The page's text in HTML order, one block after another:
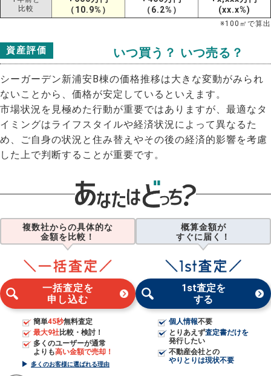
比較
（10.9%）
（6.2%）
(xx.x%)
※100 ㎡で算出
資産評価 いつ買う？ いつ売る？
シーガーデン新浦安B棟の価格推移は大きな変動がみられ
ないことから、価格が安定しているといえます。
市場状況を見極めた行動が重要ではありますが、最適なタ
イミングはライフスタイルや経済状況によって異なるた
め、ご自身の状況と住み替えやその後の経済的影響を考慮
した上で判断することが重要です。
複数社からの具体的な
金額を比較！
一括査定を
申し込む
簡単45秒無料査定
最大9社比較・検討！
多くのユーザーが通常
よりも高い金額で売却！
多くのお客様に選ばれる理由
概算金額が
すぐに届く！
1st査定を
する
個人情報不要
とりあえず査定書だけを
発行したい
不動産会社との
やりとりは現状不要